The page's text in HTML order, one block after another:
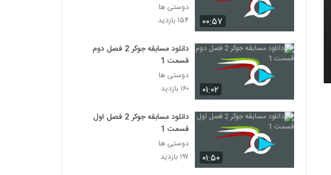
۰۰:۵۷
دوستی ها
۱۵۴ بازدید
۰۱:۰۲
دانلود مسابقه جوکر 2 فصل دوم
قسمت 1
دوستی ها
۱۶۰ بازدید
۰۱:۵۰
دانلود مسابقه جوکر 2 فصل اول
قسمت 1
دوستی ها
۱۹۷ بازدید